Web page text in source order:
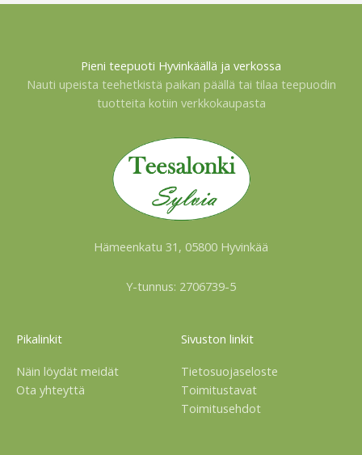
Pieni teepuoti Hyvinkäällä ja verkossa
Nauti upeista teehetkistä paikan päällä tai tilaa teepuodin
tuotteita kotiin verkkokaupasta
Hämeenkatu 31, 05800 Hyvinkää
Y-tunnus: 2706739-5
Pikalinkit
Näin löydät meidät
Ota yhteyttä
Sivuston linkit
Tietosuojaseloste
Toimitustavat
Toimitusehdot